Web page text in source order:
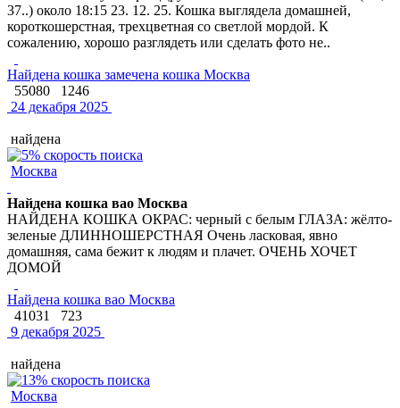
37..) около 18:15 23. 12. 25. Кошка выглядела домашней,
короткошерстная, трехцветная со светлой мордой. К
сожалению, хорошо разглядеть или сделать фото не..
Найдена кошка замечена кошка Москва
55080
1246
24 декабря 2025
найдена
Москва
Найдена кошка вао Москва
НАЙДЕНА КОШКА ОКРАС: черный с белым ГЛАЗА: жёлто-
зеленые ДЛИННОШЕРСТНАЯ Очень ласковая, явно
домашняя, сама бежит к людям и плачет. ОЧЕНЬ ХОЧЕТ
ДОМОЙ
Найдена кошка вао Москва
41031
723
9 декабря 2025
найдена
Москва